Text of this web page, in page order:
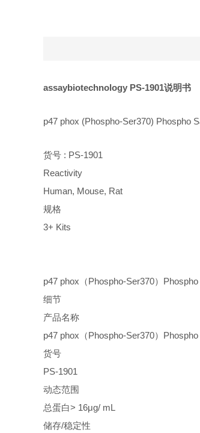
assaybiotechnology PS-1901说明书
p47 phox (Phospho-Ser370) Phospho
货号 : PS-1901
Reactivity
Human, Mouse, Rat
规格
3+ Kits
p47 phox（Phospho-Ser370）
细节
产品名称
p47 phox（Phospho-Ser370）
货号
PS-1901
动态范围
总蛋白> 16μg/ mL
储存/稳定性